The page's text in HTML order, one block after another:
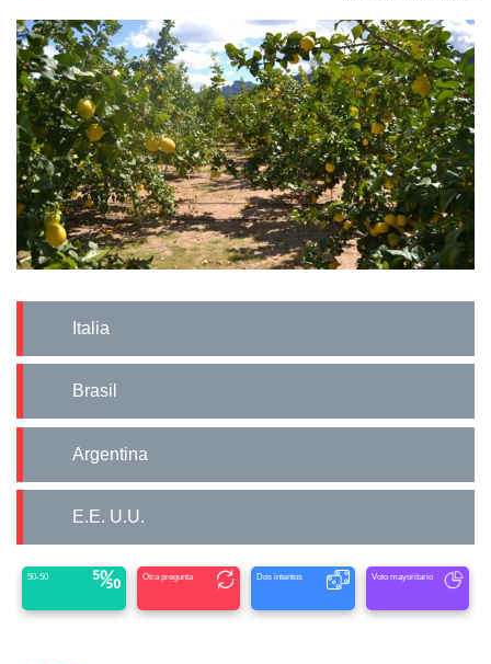
Italia
Brasil
Argentina
E.E. U.U.
50-50 Otra pregunta Dos intentos Voto mayoritario